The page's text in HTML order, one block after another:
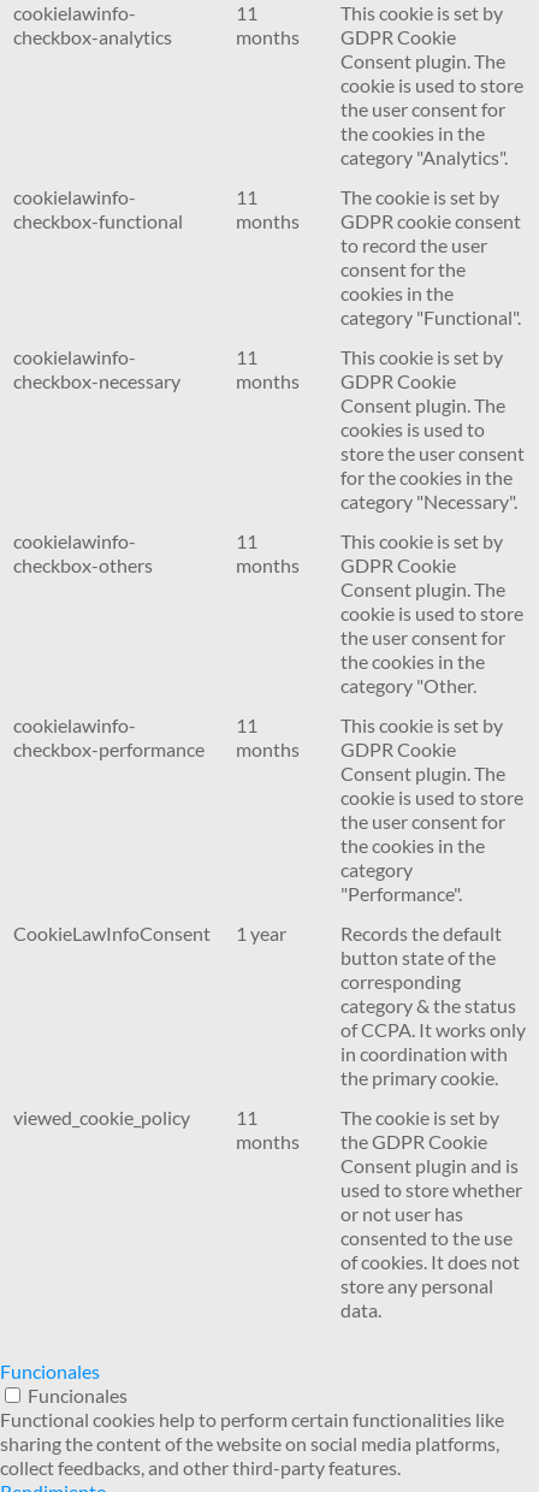
cookielawinfo-
checkbox-analytics
11
months
This cookie is set by
GDPR Cookie
Consent plugin. The
cookie is used to store
the user consent for
the cookies in the
category "Analytics".
cookielawinfo-
checkbox-functional
11
months
The cookie is set by
GDPR cookie consent
to record the user
consent for the
cookies in the
category "Functional".
cookielawinfo-
checkbox-necessary
11
months
This cookie is set by
GDPR Cookie
Consent plugin. The
cookies is used to
store the user consent
for the cookies in the
category "Necessary".
cookielawinfo-
checkbox-others
11
months
This cookie is set by
GDPR Cookie
Consent plugin. The
cookie is used to store
the user consent for
the cookies in the
category "Other.
cookielawinfo-
checkbox-performance
11
months
This cookie is set by
GDPR Cookie
Consent plugin. The
cookie is used to store
the user consent for
the cookies in the
category
"Performance".
CookieLawInfoConsent
1 year
Records the default
button state of the
corresponding
category & the status
of CCPA. It works only
in coordination with
the primary cookie.
viewed_cookie_policy
11
months
The cookie is set by
the GDPR Cookie
Consent plugin and is
used to store whether
or not user has
consented to the use
of cookies. It does not
store any personal
data.
Funcionales
Funcionales
Functional cookies help to perform certain functionalities like
sharing the content of the website on social media platforms,
collect feedbacks, and other third-party features.